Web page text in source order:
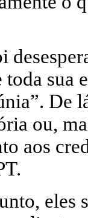
sua
De
ou,
aos
eles